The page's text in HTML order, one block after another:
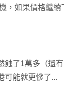
，如果價格繼續
蝕了1萬多（還
可能就更慘了...